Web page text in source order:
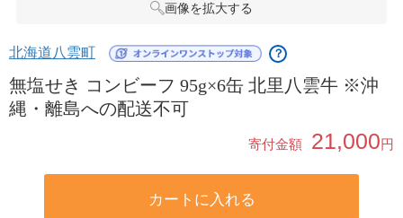
画像を拡大する
北海道八雲町 ？
無塩せき コンビーフ 95g×6缶 北里八雲牛 ※沖
縄・離島への配送不可
寄付金額 21,000円
カートに入れる